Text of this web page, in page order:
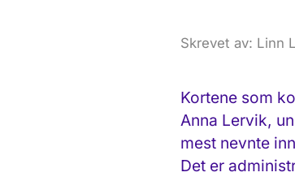
Skrevet av: Linn
Kortene som
Anna Lervik,
mest nevnte
Det er